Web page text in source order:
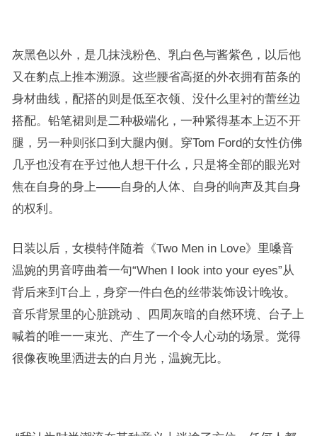
灰黑色以外，是几抹浅粉色、乳白色与酱紫色，以后他
又在豹点上推本溯源。这些腰省高挺的外衣拥有苗条的
身材曲线，配搭的则是低至衣领、没什么里衬的蕾丝边
搭配。铅笔裙则是二种极端化，一种紧得基本上迈不开
腿，另一种则张口到大腿内侧。穿Tom Ford的女性仿佛
几乎也没有在乎过他人想干什么，只是将全部的眼光对
焦在自身的身上——自身的人体、自身的响声及其自身
的权利。
日装以后，女模特伴随着《Two Men in Love》里嗓音
温婉的男音哼曲着一句“When I look into your eyes”从
背后来到T台上，身穿一件白色的丝带装饰设计晚妆。
音乐背景里的心脏跳动 、四周灰暗的自然环境、台子上
喊着的唯一一束光、产生了一个令人心动的场景。觉得
很像夜晚里洒进去的白月光，温婉无比。